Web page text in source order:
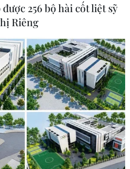
256 bộ hài cốt liệt sỹ
Riêng